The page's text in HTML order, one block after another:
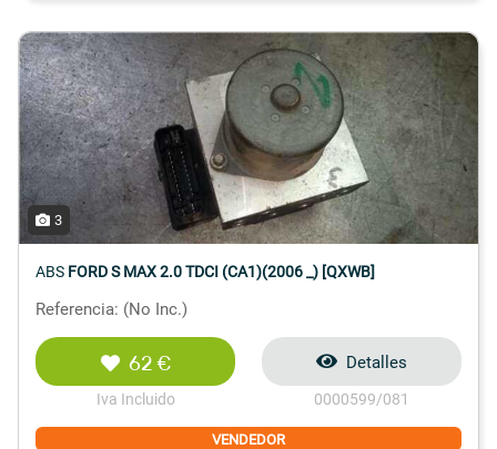
3
ABS FORD S MAX 2.0 TDCI (CA1)(2006 _) [QXWB]
Referencia: (No Inc.)
62 €
Iva Incluido
Detalles
0000599/081
VENDEDOR